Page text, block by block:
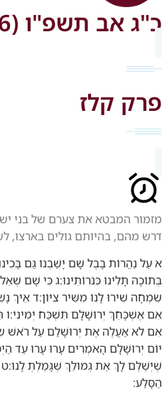
כ"ג אב תשפ"ו (06/08/2026)
פרק קלז
מזמור המבטא את צערם של בני
דרש מהם, בהיותם גולים בארצו,
אעַל נַהֲרוֹת בָּבֶל שָׁם יָשַׁבְנוּ גַּם
בְּתוֹכָהּ תָּלִינוּ כִּנֹּרוֹתֵינוּ:גכִּי שָׁם
שִׂמְחָה שִׁירוּ לָנוּ מִשִּׁיר צִיּוֹן:דאֵיךְ
אִם אֶשְׁכָּחֵךְ יְרוּשָׁלִָם תִּשְׁכַּח יְמִינִי:ו
אִם לֹא אַעֲלֶה אֶת יְרוּשָׁלִַם עַל רֹאשׁ
יוֹם יְרוּשָׁלִָם הָאֹמְרִים עָרוּ עָרוּ עַד
שֶׁיְשַׁלֶּם לָךְ אֶת גְּמוּלֵךְ שֶׁגָּמַלְתְּ לָנוּ:ט
הַסָּלַע: